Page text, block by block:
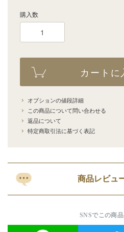
購入数
カートに
オプションの値段詳細
この商品について問い合わせる
返品について
特定商取引法に基づく表記
商品レビュ
SNSでこの商